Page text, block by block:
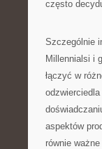
często
Szczególnie
Millennialsi i
łączyć w
aspektów
równie